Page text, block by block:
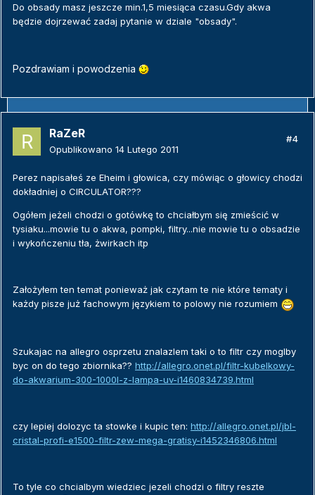
Do obsady masz jeszcze min.1,5 miesiąca czasu.Gdy akwa
będzie dojrzewać zadaj pytanie w dziale "obsady".
Pozdrawiam i powodzenia
RaZeR
Opublikowano 14 Lutego 2011
#4
Perez napisałeś ze Eheim i głowica, czy mówiąc o głowicy chodzi
dokładniej o CIRCULATOR???
Ogółem jeżeli chodzi o gotówkę to chciałbym się zmieścić w
tysiaku...mowie tu o akwa, pompki, filtry...nie mowie tu o obsadzie
i wykończeniu tła, żwirkach itp
Założyłem ten temat ponieważ jak czytam te nie które tematy i
każdy pisze już fachowym językiem to polowy nie rozumiem
Szukajac na allegro osprzetu znalazlem taki o to filtr czy moglby
byc on do tego zbiornika?? http://allegro.onet.pl/filtr-kubelkowy-
do-akwarium-300-1000l-z-lampa-uv-i1460834739.html
czy lepiej dolozyc ta stowke i kupic ten: http://allegro.onet.pl/jbl-
cristal-profi-e1500-filtr-zew-mega-gratisy-i1452346806.html
To tyle co chcialbym wiedziec jezeli chodzi o filtry reszte